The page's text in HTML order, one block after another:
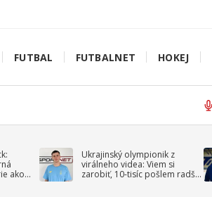
FUTBAL FUTBALNET HOKEJ
ako
Ukrajinský olympionik z
virálneho videa: Viem si
zarobiť, 10-tisíc pošlem radšej